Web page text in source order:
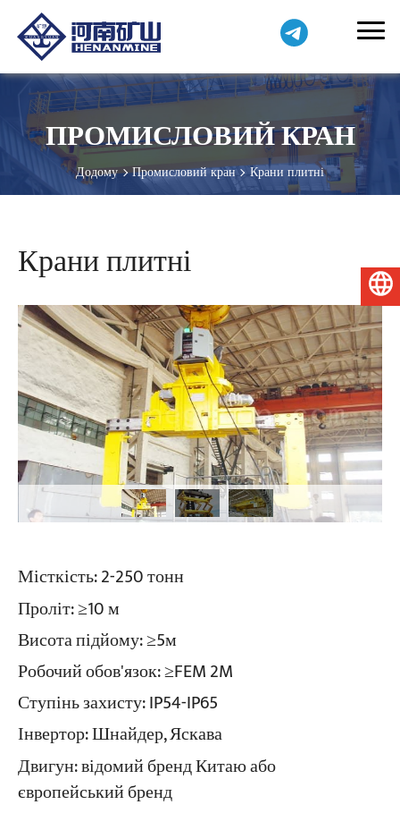
ПРОМИСЛОВИЙ КРАН
Додому Промисловий кран Крани плитні
Крани плитні
Місткість: 2-250 тонн
Проліт: ≥10 м
Висота підйому: ≥5м
Робочий обов'язок: ≥FEM 2M
Ступінь захисту: IP54-IP65
Інвертор: Шнайдер, Яскава
Двигун: відомий бренд Китаю або
європейський бренд
Українська